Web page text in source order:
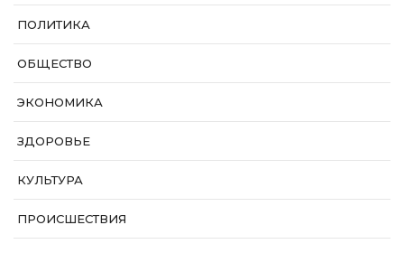
ПОЛИТИКА
ОБЩЕСТВО
ЭКОНОМИКА
ЗДОРОВЬЕ
КУЛЬТУРА
ПРОИСШЕСТВИЯ